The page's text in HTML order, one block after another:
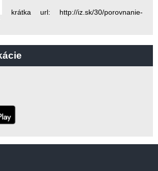
krátka url: http://iz.sk/30/porovnanie-